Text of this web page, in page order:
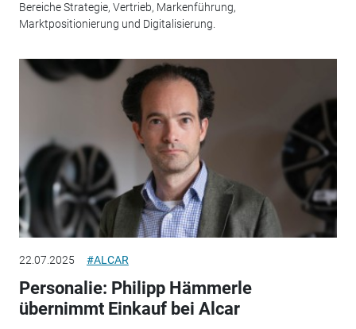
Bereiche Strategie, Vertrieb, Markenführung,
Marktpositionierung und Digitalisierung.
22.07.2025 #ALCAR
Personalie: Philipp Hämmerle
übernimmt Einkauf bei Alcar